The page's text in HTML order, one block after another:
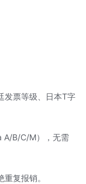
发票等级、日本T字
A/B/C/M），无需
复报销。